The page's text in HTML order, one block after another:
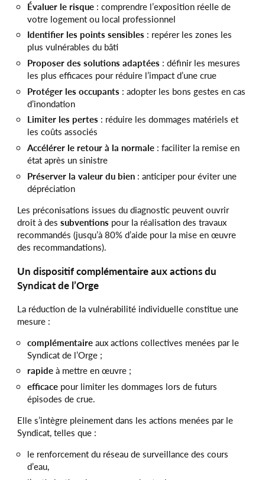
Évaluer le risque: comprendre l’exposition réelle de
votre logement ou local professionnel
Identifier les points sensibles : repérer les zones les
plus vulnérables du bâti
Proposer des solutions adaptées : définir les mesures
les plus efficaces pour réduire l’impact d’une crue
Protéger les occupants : adopter les bons gestes en cas
d’inondation
Limiter les pertes : réduire les dommages matériels et
les coûts associés
Accélérer le retour à la normale: faciliter la remise en
état après un sinistre
Préserver la valeur du bien: anticiper pour éviter une
dépréciation
Les préconisations issues du diagnostic peuvent ouvrir
droit à des subventions pour la réalisation des travaux
recommandés (jusqu’à 80% d’aide pour la mise en œuvre
des recommandations).
Un dispositif complémentaire aux actions du
Syndicat de l’Orge
La réduction de la vulnérabilité individuelle constitue une
mesure :
complémentaireaux actions collectives menées par le
Syndicat de l’Orge ;
rapideà mettre en œuvre ;
efficacepour limiter les dommages lors de futurs
épisodes de crue.
Elle s’intègre pleinement dans les actions menées par le
Syndicat, telles que :
le renforcement du réseau de surveillance des cours
d’eau,